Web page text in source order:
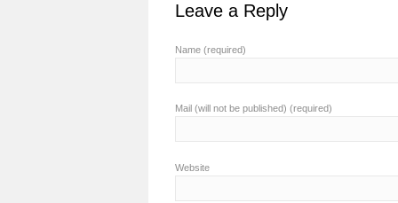
Leave a Reply
Name (required)
Mail (will not be published) (required)
Website